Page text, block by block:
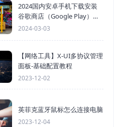
2024国内安卓手机下载安装
谷歌商店（Google Play）详
细步骤
2024-03-03
【网络工具】X-UI多协议管理
面板-基础配置教程
2023-12-02
英菲克蓝牙鼠标怎么连接电脑
2023-12-04